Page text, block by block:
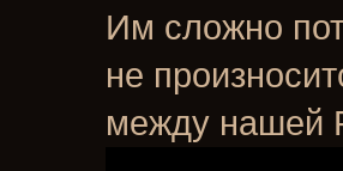
Им сложно
не
между нашей